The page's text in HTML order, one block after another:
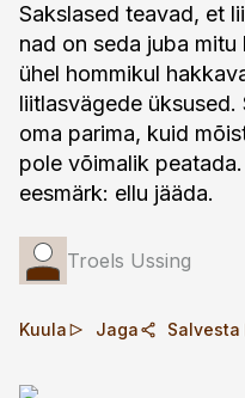
Sakslased teavad, et
nad on seda juba
ühel hommikul
liitlasvägede
oma parima, kuid
pole võimalik
eesmärk: ellu jääda.
Troels Ussing
Kuula Jaga Salvesta